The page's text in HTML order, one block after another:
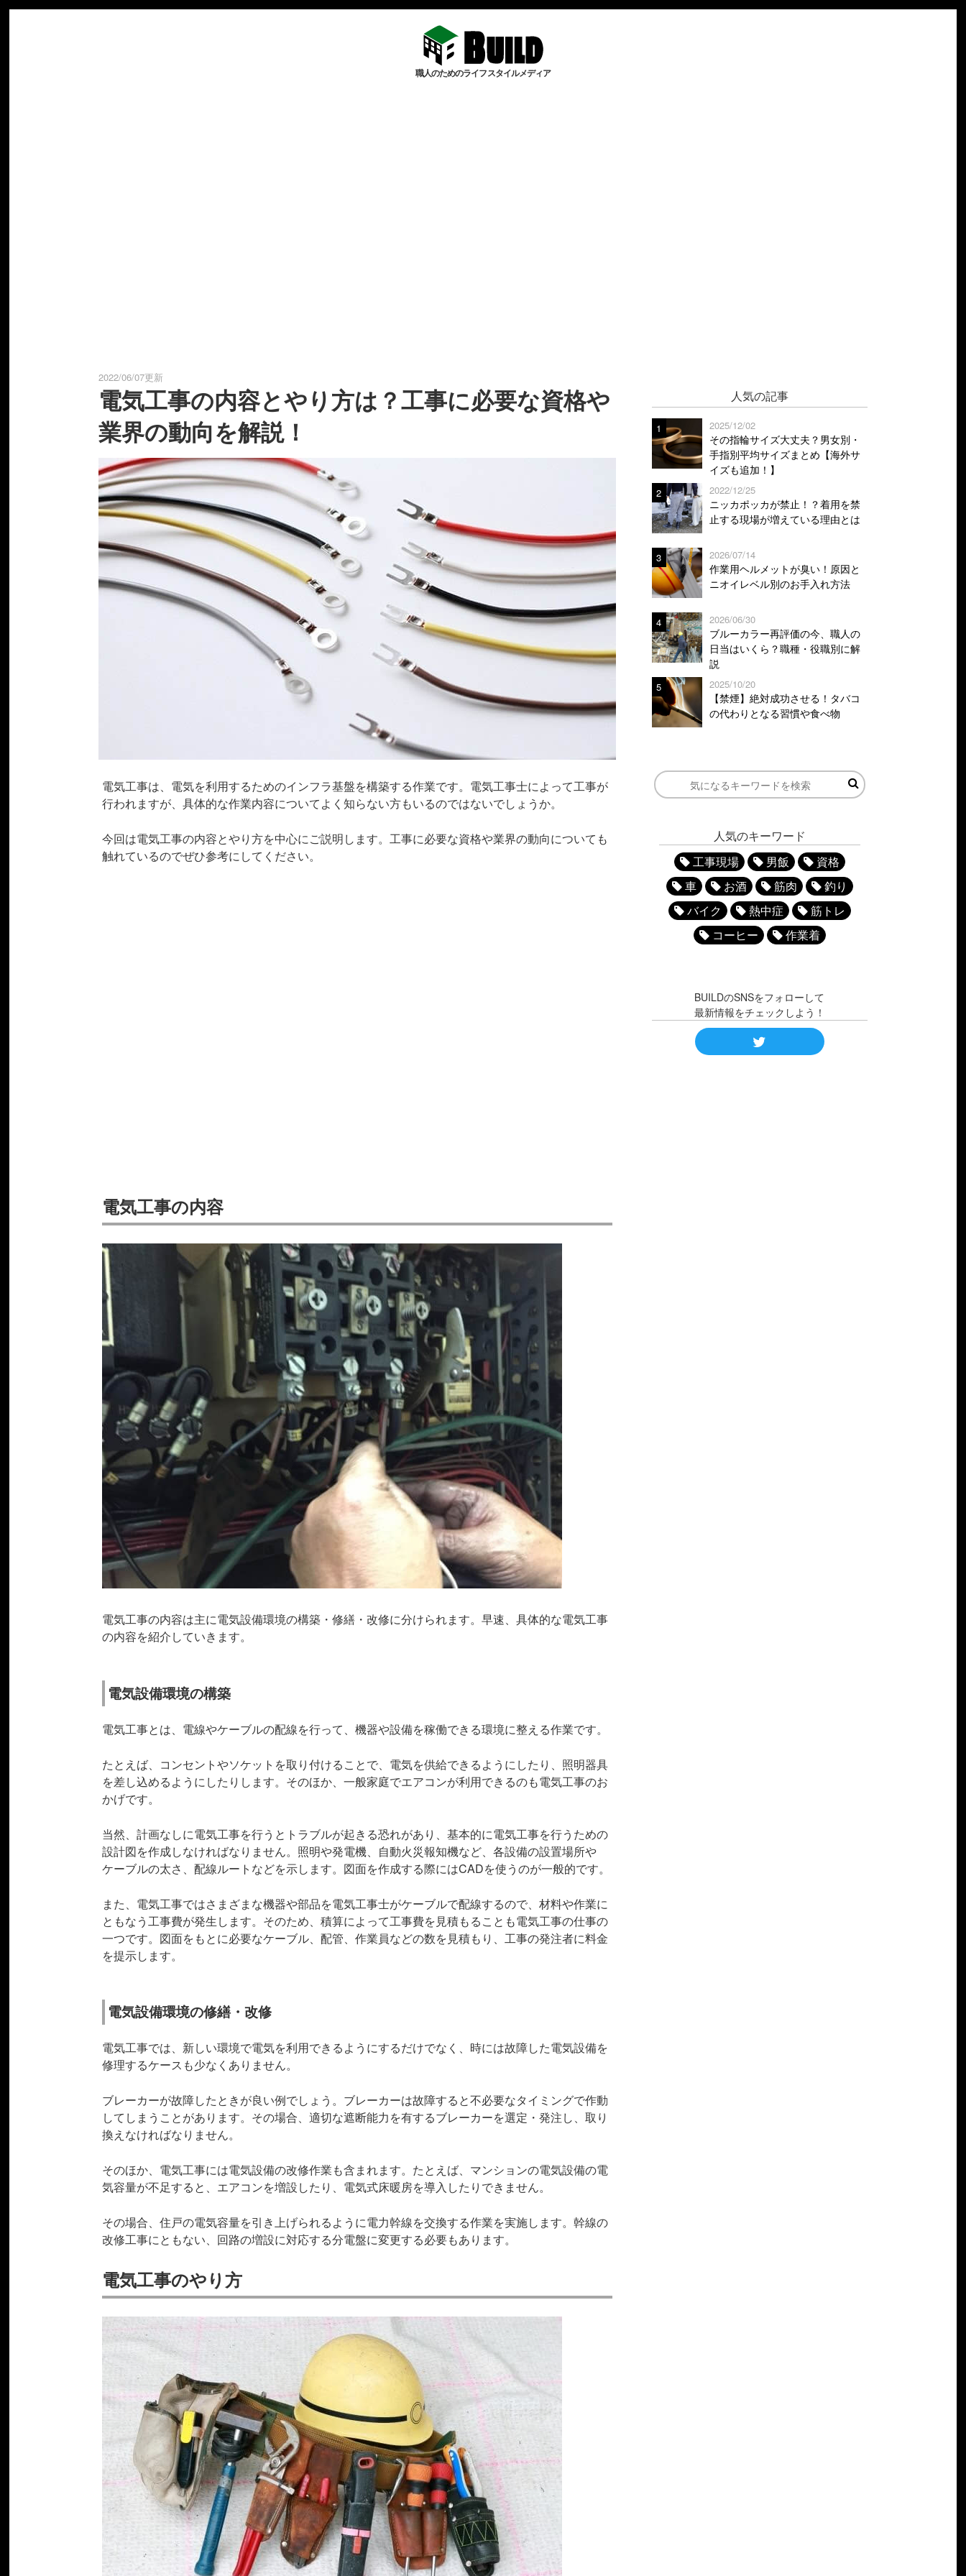
職人のためのライフスタイルメディア
2022/06/07更新
電気工事の内容とやり方は？工事に必要な資格や
業界の動向を解説！
電気工事は、電気を利用するためのインフラ基盤を構築する作業です。電気工事士によって工事が
行われますが、具体的な作業内容についてよく知らない方もいるのではないでしょうか。
今回は電気工事の内容とやり方を中心にご説明します。工事に必要な資格や業界の動向についても
触れているのでぜひ参考にしてください。
電気工事の内容
電気工事の内容は主に電気設備環境の構築・修繕・改修に分けられます。早速、具体的な電気工事
の内容を紹介していきます。
電気設備環境の構築
電気工事とは、電線やケーブルの配線を行って、機器や設備を稼働できる環境に整える作業です。
たとえば、コンセントやソケットを取り付けることで、電気を供給できるようにしたり、照明器具
を差し込めるようにしたりします。そのほか、一般家庭でエアコンが利用できるのも電気工事のお
かげです。
当然、計画なしに電気工事を行うとトラブルが起きる恐れがあり、基本的に電気工事を行うための
設計図を作成しなければなりません。照明や発電機、自動火災報知機など、各設備の設置場所や
ケーブルの太さ、配線ルートなどを示します。図面を作成する際にはCADを使うのが一般的です。
また、電気工事ではさまざまな機器や部品を電気工事士がケーブルで配線するので、材料や作業に
ともなう工事費が発生します。そのため、積算によって工事費を見積もることも電気工事の仕事の
一つです。図面をもとに必要なケーブル、配管、作業員などの数を見積もり、工事の発注者に料金
を提示します。
電気設備環境の修繕・改修
電気工事では、新しい環境で電気を利用できるようにするだけでなく、時には故障した電気設備を
修理するケースも少なくありません。
ブレーカーが故障したときが良い例でしょう。ブレーカーは故障すると不必要なタイミングで作動
してしまうことがあります。その場合、適切な遮断能力を有するブレーカーを選定・発注し、取り
換えなければなりません。
そのほか、電気工事には電気設備の改修作業も含まれます。たとえば、マンションの電気設備の電
気容量が不足すると、エアコンを増設したり、電気式床暖房を導入したりできません。
その場合、住戸の電気容量を引き上げられるように電力幹線を交換する作業を実施します。幹線の
改修工事にともない、回路の増設に対応する分電盤に変更する必要もあります。
電気工事のやり方
人気の記事
1 2025/12/02
その指輪サイズ大丈夫？男女別・
手指別平均サイズまとめ【海外サ
イズも追加！】
2 2022/12/25
ニッカポッカが禁止！？着用を禁
止する現場が増えている理由とは
3 2026/07/14
作業用ヘルメットが臭い！原因と
ニオイレベル別のお手入れ方法
4 2026/06/30
ブルーカラー再評価の今、職人の
日当はいくら？職種・役職別に解
説
5 2025/10/20
【禁煙】絶対成功させる！タバコ
の代わりとなる習慣や食べ物
人気のキーワード
工事現場
男飯
資格
車
お酒 筋肉
釣り
バイク
熱中症
筋トレ
コーヒー
作業着
BUILDのSNSをフォローして
最新情報をチェックしよう！